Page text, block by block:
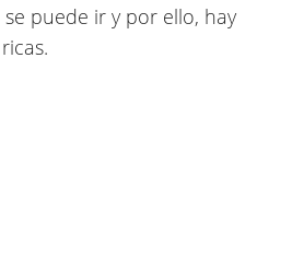
puede ir y por ello, hay